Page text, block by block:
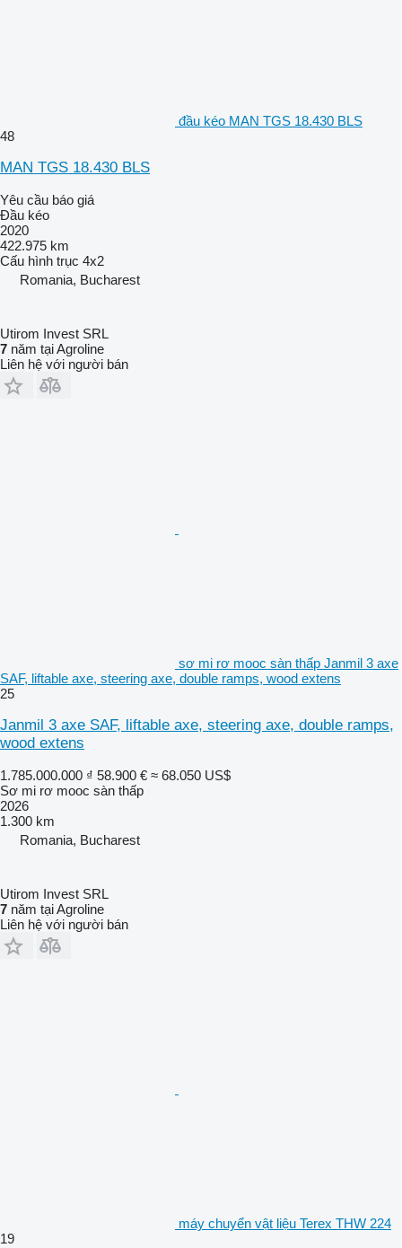
đầu kéo MAN TGS 18.430 BLS
48
MAN TGS 18.430 BLS
Yêu cầu báo giá
Đầu kéo
2020
422.975 km
Cấu hình trục 4x2
Romania, Bucharest
Utirom Invest SRL
7 năm tại Agroline
Liên hệ với người bán
sơ mi rơ mooc sàn thấp Janmil 3 axe
SAF, liftable axe, steering axe, double ramps, wood extens
25
Janmil 3 axe SAF, liftable axe, steering axe, double ramps,
wood extens
1.785.000.000 ₫ 58.900 € ≈ 68.050 US$
Sơ mi rơ mooc sàn thấp
2026
1.300 km
Romania, Bucharest
Utirom Invest SRL
7 năm tại Agroline
Liên hệ với người bán
máy chuyển vật liệu Terex THW 224
19